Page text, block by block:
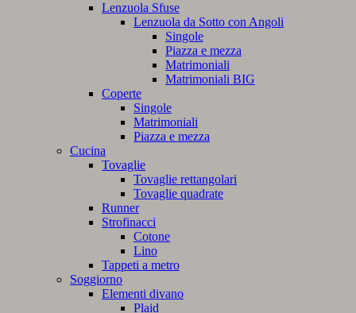
Lenzuola Sfuse
Lenzuola da Sotto con Angoli
Singole
Piazza e mezza
Matrimoniali
Matrimoniali BIG
Coperte
Singole
Matrimoniali
Piazza e mezza
Cucina
Tovaglie
Tovaglie rettangolari
Tovaglie quadrate
Runner
Strofinacci
Cotone
Lino
Tappeti a metro
Soggiorno
Elementi divano
Plaid